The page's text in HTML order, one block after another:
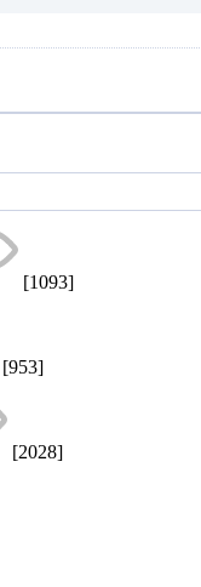
[1093]
[953]
[2028]